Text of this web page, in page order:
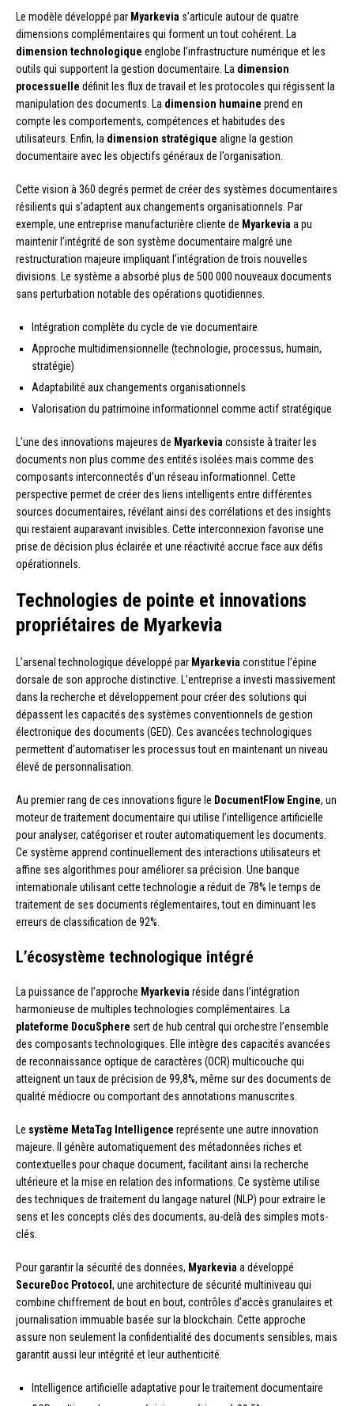
Le modèle développé par Myarkevia s’articule autour de quatre
dimensions complémentaires qui forment un tout cohérent. La
dimension technologique englobe l’infrastructure numérique et les
outils qui supportent la gestion documentaire. La dimension
processuelle définit les flux de travail et les protocoles qui régissent la
manipulation des documents. La dimension humaine prend en
compte les comportements, compétences et habitudes des
utilisateurs. Enfin, la dimension stratégique aligne la gestion
documentaire avec les objectifs généraux de l’organisation.
Cette vision à 360 degrés permet de créer des systèmes documentaires
résilients qui s’adaptent aux changements organisationnels. Par
exemple, une entreprise manufacturière cliente de Myarkevia a pu
maintenir l’intégrité de son système documentaire malgré une
restructuration majeure impliquant l’intégration de trois nouvelles
divisions. Le système a absorbé plus de 500 000 nouveaux documents
sans perturbation notable des opérations quotidiennes.
Intégration complète du cycle de vie documentaire
Approche multidimensionnelle (technologie, processus, humain,
stratégie)
Adaptabilité aux changements organisationnels
Valorisation du patrimoine informationnel comme actif stratégique
L’une des innovations majeures de Myarkevia consiste à traiter les
documents non plus comme des entités isolées mais comme des
composants interconnectés d’un réseau informationnel. Cette
perspective permet de créer des liens intelligents entre différentes
sources documentaires, révélant ainsi des corrélations et des insights
qui restaient auparavant invisibles. Cette interconnexion favorise une
prise de décision plus éclairée et une réactivité accrue face aux défis
opérationnels.
Technologies de pointe et innovations
propriétaires de Myarkevia
L’arsenal technologique développé par Myarkevia constitue l’épine
dorsale de son approche distinctive. L’entreprise a investi massivement
dans la recherche et développement pour créer des solutions qui
dépassent les capacités des systèmes conventionnels de gestion
électronique des documents (GED). Ces avancées technologiques
permettent d’automatiser les processus tout en maintenant un niveau
élevé de personnalisation.
Au premier rang de ces innovations figure le DocumentFlow Engine, un
moteur de traitement documentaire qui utilise l’intelligence artificielle
pour analyser, catégoriser et router automatiquement les documents.
Ce système apprend continuellement des interactions utilisateurs et
affine ses algorithmes pour améliorer sa précision. Une banque
internationale utilisant cette technologie a réduit de 78% le temps de
traitement de ses documents réglementaires, tout en diminuant les
erreurs de classification de 92%.
L’écosystème technologique intégré
La puissance de l’approche Myarkevia réside dans l’intégration
harmonieuse de multiples technologies complémentaires. La
plateforme DocuSphere sert de hub central qui orchestre l’ensemble
des composants technologiques. Elle intègre des capacités avancées
de reconnaissance optique de caractères (OCR) multicouche qui
atteignent un taux de précision de 99,8%, même sur des documents de
qualité médiocre ou comportant des annotations manuscrites.
Le système MetaTag Intelligence représente une autre innovation
majeure. Il génère automatiquement des métadonnées riches et
contextuelles pour chaque document, facilitant ainsi la recherche
ultérieure et la mise en relation des informations. Ce système utilise
des techniques de traitement du langage naturel (NLP) pour extraire le
sens et les concepts clés des documents, au-delà des simples mots-
clés.
Pour garantir la sécurité des données, Myarkevia a développé
SecureDoc Protocol, une architecture de sécurité multiniveau qui
combine chiffrement de bout en bout, contrôles d’accès granulaires et
journalisation immuable basée sur la blockchain. Cette approche
assure non seulement la confidentialité des documents sensibles, mais
garantit aussi leur intégrité et leur authenticité.
Intelligence artificielle adaptative pour le traitement documentaire